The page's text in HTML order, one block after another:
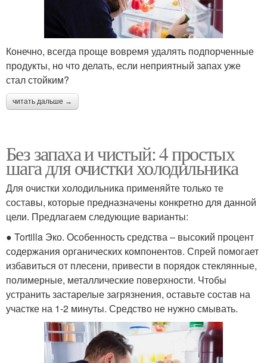
Конечно, всегда проще вовремя удалять подпорченные
продукты, но что делать, если неприятный запах уже
стал стойким?
читать дальше →
Без запаха и чистый: 4 простых
шага для очистки холодильника
Для очистки холодильника применяйте только те
составы, которые предназначены конкретно для данной
цели. Предлагаем следующие варианты:
● Tortilla Эко. Особенность средства – высокий процент
содержания органических компонентов. Спрей помогает
избавиться от плесени, привести в порядок стеклянные,
полимерные, металлические поверхности. Чтобы
устранить застарелые загрязнения, оставьте состав на
участке на 1-2 минуты. Средство не нужно смывать.